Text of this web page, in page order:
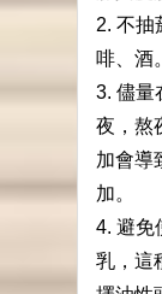
2. 不抽
啡、酒。
3. 儘量
夜，熬
加會導
加。
4. 避免
乳，這